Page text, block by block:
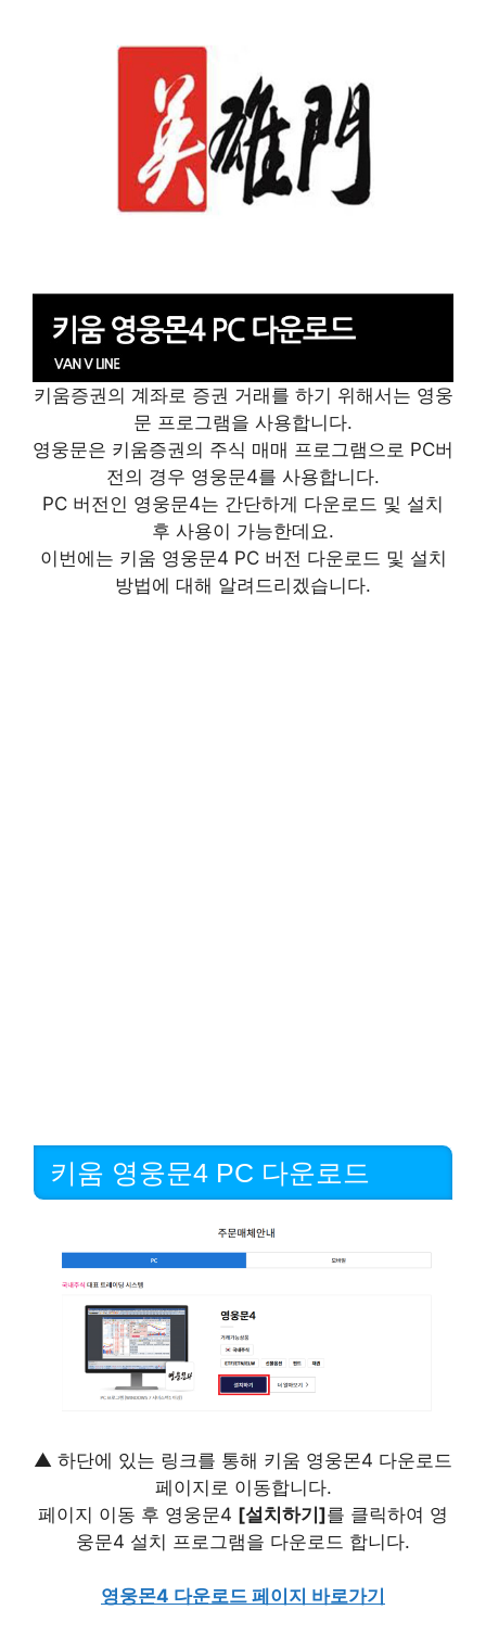
키움증권의 계좌로 증권 거래를 하기 위해서는 영웅
문 프로그램을 사용합니다.
영웅문은 키움증권의 주식 매매 프로그램으로 PC버
전의 경우 영웅문4를 사용합니다.
PC 버전인 영웅문4는 간단하게 다운로드 및 설치
후 사용이 가능한데요.
이번에는 키움 영웅문4 PC 버전 다운로드 및 설치
방법에 대해 알려드리겠습니다.
키움 영웅문4 PC 다운로드
▲ 하단에 있는 링크를 통해 키움 영웅몬4 다운로드
페이지로 이동합니다.
페이지 이동 후 영웅문4 [설치하기]를 클릭하여 영
웅문4 설치 프로그램을 다운로드 합니다.
영웅몬4 다운로드 페이지 바로가기